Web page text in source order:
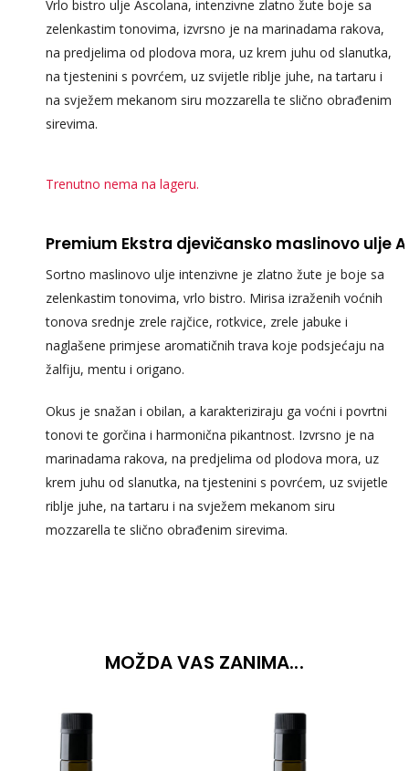
Vrlo bistro ulje Ascolana, intenzivne zlatno žute boje sa
zelenkastim tonovima, izvrsno je na marinadama rakova,
na predjelima od plodova mora, uz krem juhu od slanutka,
na tjestenini s povrćem, uz svijetle riblje juhe, na tartaru i
na svježem mekanom siru mozzarella te slično obrađenim
sirevima.
Trenutno nema na lageru.
Premium Ekstra djevičansko maslinovo ulje
Sortno maslinovo ulje intenzivne je zlatno žute je boje sa
zelenkastim tonovima, vrlo bistro. Mirisa izraženih voćnih
tonova srednje zrele rajčice, rotkvice, zrele jabuke i
naglašene primjese aromatičnih trava koje podsjećaju na
žalfiju, mentu i origano.
Okus je snažan i obilan, a karakteriziraju ga voćni i povrtni
tonovi te gorčina i harmonična pikantnost. Izvrsno je na
marinadama rakova, na predjelima od plodova mora, uz
krem juhu od slanutka, na tjestenini s povrćem, uz svijetle
riblje juhe, na tartaru i na svježem mekanom siru
mozzarella te slično obrađenim sirevima.
MOŽDA VAS ZANIMA...